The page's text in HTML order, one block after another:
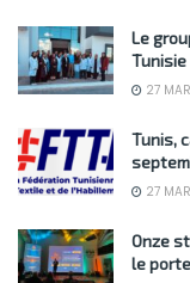
Le
Tunisie
27
Tunis,
27
Onze
le